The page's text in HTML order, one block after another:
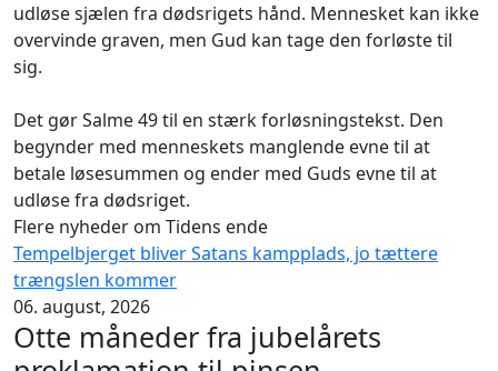
udløse sjælen fra dødsrigets hånd. Mennesket kan ikke
overvinde graven, men Gud kan tage den forløste til
sig.
Det gør Salme 49 til en stærk forløsningstekst. Den
begynder med menneskets manglende evne til at
betale løsesummen og ender med Guds evne til at
udløse fra dødsriget.
Flere nyheder om Tidens ende
Tempelbjerget bliver Satans kampplads, jo tættere
trængslen kommer
06. august, 2026
Otte måneder fra jubelårets